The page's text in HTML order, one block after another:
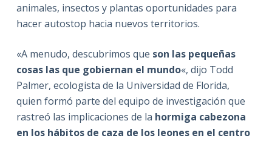
animales, insectos y plantas oportunidades para
hacer autostop hacia nuevos territorios.
«A menudo, descubrimos que son las pequeñas
cosas las que gobiernan el mundo«, dijo Todd
Palmer, ecologista de la Universidad de Florida,
quien formó parte del equipo de investigación que
rastreó las implicaciones de la hormiga cabezona
en los hábitos de caza de los leones en el centro